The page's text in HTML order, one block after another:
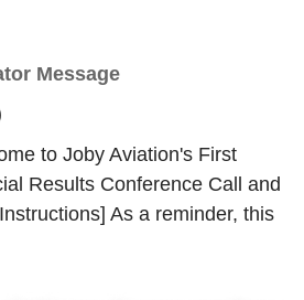
Message
to Joby Aviation's First
Results Conference Call and
As a reminder, this